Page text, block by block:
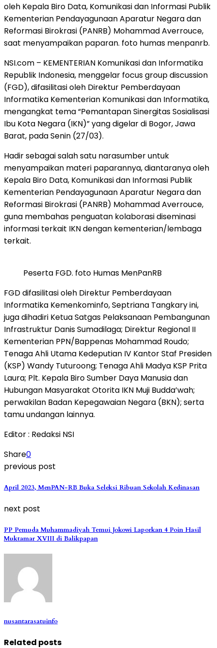
oleh Kepala Biro Data, Komunikasi dan Informasi Publik
Kementerian Pendayagunaan Aparatur Negara dan
Reformasi Birokrasi (PANRB) Mohammad Averrouce,
saat menyampaikan paparan. foto humas menpanrb.
NSI.com – KEMENTERIAN Komunikasi dan Informatika
Republik Indonesia, menggelar focus group discussion
(FGD), difasilitasi oleh Direktur Pemberdayaan
Informatika Kementerian Komunikasi dan Informatika,
mengangkat tema “Pemantapan Sinergitas Sosialisasi
Ibu Kota Negara (IKN)” yang digelar di Bogor, Jawa
Barat, pada Senin (27/03).
Hadir sebagai salah satu narasumber untuk
menyampaikan materi paparannya, diantaranya oleh
Kepala Biro Data, Komunikasi dan Informasi Publik
Kementerian Pendayagunaan Aparatur Negara dan
Reformasi Birokrasi (PANRB) Mohammad Averrouce,
guna membahas penguatan kolaborasi diseminasi
informasi terkait IKN dengan kementerian/lembaga
terkait.
Peserta FGD. foto Humas MenPanRB
FGD difasilitasi oleh Direktur Pemberdayaan
Informatika Kemenkominfo, Septriana Tangkary ini,
juga dihadiri Ketua Satgas Pelaksanaan Pembangunan
Infrastruktur Danis Sumadilaga; Direktur Regional II
Kementerian PPN/Bappenas Mohammad Roudo;
Tenaga Ahli Utama Kedeputian IV Kantor Staf Presiden
(KSP) Wandy Tuturoong; Tenaga Ahli Madya KSP Prita
Laura; Plt. Kepala Biro Sumber Daya Manusia dan
Hubungan Masyarakat Otorita IKN Muji Budda’wah;
perwakilan Badan Kepegawaian Negara (BKN); serta
tamu undangan lainnya.
Editor : Redaksi NSI
Share0
previous post
April 2023, MenPAN-RB Buka Seleksi Ribuan Sekolah Kedinasan
next post
PP Pemuda Muhammadiyah Temui Jokowi Laporkan 4 Poin Hasil
Muktamar XVIII di Balikpapan
nusantarasatuinfo
Related posts